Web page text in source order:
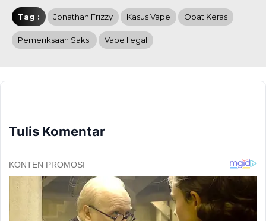
Tag : Jonathan Frizzy Kasus Vape Obat Keras
Pemeriksaan Saksi Vape Ilegal
Tulis Komentar